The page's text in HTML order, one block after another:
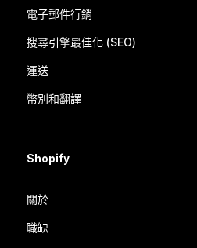
電子郵件行銷
搜尋引擎最佳化 (SEO)
運送
幣別和翻譯
Shopify
關於
職缺